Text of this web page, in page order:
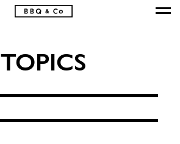
TOPICS